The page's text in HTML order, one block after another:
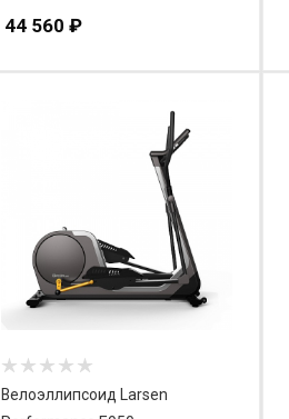
44 560 ₽
Велоэллипсоид Larsen